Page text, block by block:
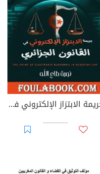
جريمة الابتزاز الإلكتروني في القانون الجزائري